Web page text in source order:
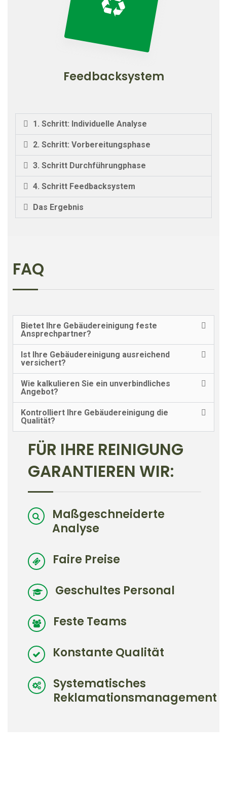
Feedbacksystem
1. Schritt: Individuelle Analyse
2. Schritt: Vorbereitungsphase
3. Schritt Durchführungphase
4. Schritt Feedbacksystem
Das Ergebnis
FAQ
Bietet Ihre Gebäudereinigung feste
Ansprechpartner?
Ist Ihre Gebäudereinigung ausreichend
versichert?
Wie kalkulieren Sie ein unverbindliches
Angebot?
Kontrolliert Ihre Gebäudereinigung die
Qualität?
FÜR IHRE REINIGUNG
GARANTIEREN WIR:
Maßgeschneiderte
Analyse
Faire Preise
Geschultes Personal
Feste Teams
Konstante Qualität
Systematisches
Reklamationsmanagement